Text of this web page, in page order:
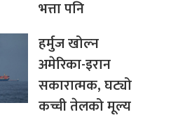
भत्ता पनि
हर्मुज खोल्न
अमेरिका-इरान
सकारात्मक, घट्यो
कच्ची तेलको मूल्य